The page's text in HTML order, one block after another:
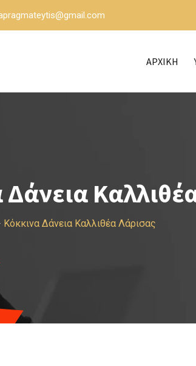
ΑΡΧΙΚΗ
Δάνεια
Κόκκινα Δάνεια Καλλιθέα Λάρισας